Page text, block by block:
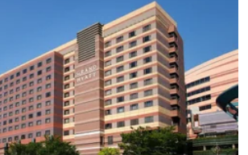
楽天トラベル